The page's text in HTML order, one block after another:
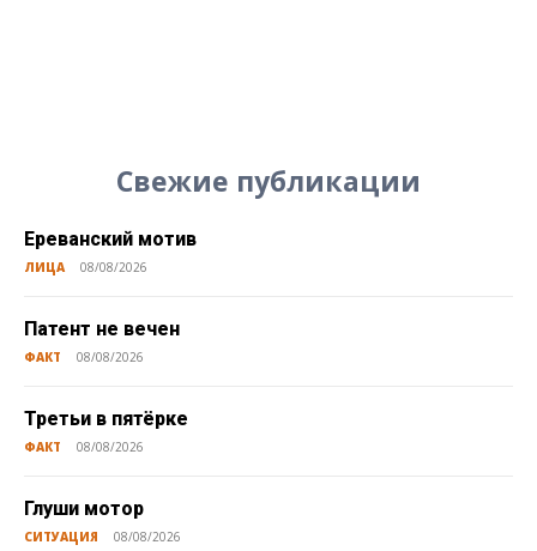
Свежие публикации
Ереванский мотив
ЛИЦА 08/08/2026
Патент не вечен
ФАКТ 08/08/2026
Третьи в пятёрке
ФАКТ 08/08/2026
Глуши мотор
СИТУАЦИЯ 08/08/2026